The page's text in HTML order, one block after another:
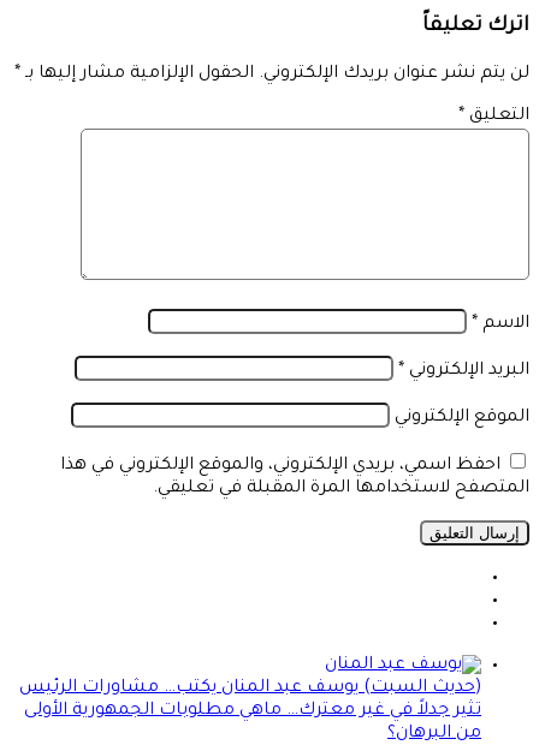
اترك تعليقاً
لن يتم نشر عنوان بريدك الإلكتروني. الحقول الإلزامية مشار إليها بـ *
التعليق *
الاسم *
البريد الإلكتروني *
الموقع الإلكتروني
احفظ اسمي، بريدي الإلكتروني، والموقع الإلكتروني في هذا
المتصفح لاستخدامها المرة المقبلة في تعليقي.
(حديث السبت) يوسف عبد المنان يكتب… مشاورات الرئيس
تثير جدلاً في غير معترك… ماهي مطلوبات الجمهورية الأولى
من البرهان؟